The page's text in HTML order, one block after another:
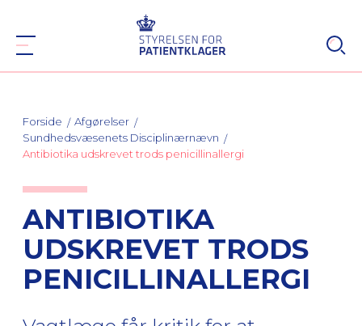
Forside
Afgørelser
Sundhedsvæsenets Disciplinærnævn
Antibiotika udskrevet trods penicillinallergi
ANTIBIOTIKA
UDSKREVET TRODS
PENICILLINALLERGI